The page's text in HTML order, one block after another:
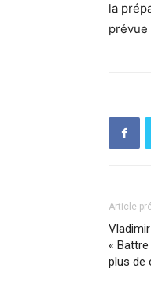
la
prévue
Article
«
plus de